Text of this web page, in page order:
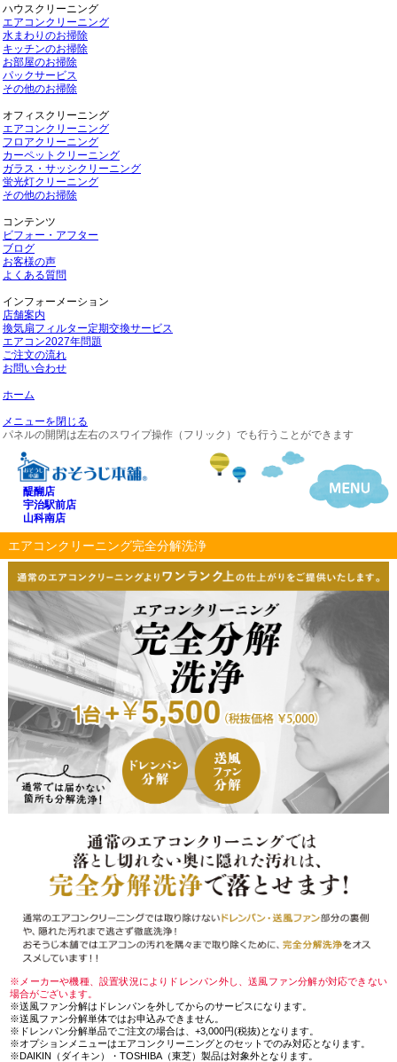
ハウスクリーニング
エアコンクリーニング
水まわりのお掃除
キッチンのお掃除
お部屋のお掃除
パックサービス
その他のお掃除
オフィスクリーニング
エアコンクリーニング
フロアクリーニング
カーペットクリーニング
ガラス・サッシクリーニング
蛍光灯クリーニング
その他のお掃除
コンテンツ
ビフォー・アフター
ブログ
お客様の声
よくある質問
インフォーメーション
店舗案内
換気扇フィルター定期交換サービス
エアコン2027年問題
ご注文の流れ
お問い合わせ
ホーム
メニューを閉じる
パネルの開閉は左右のスワイプ操作（フリック）でも行うことができます
醍醐店
宇治駅前店
山科南店
エアコンクリーニング完全分解洗浄
※メーカーや機種、設置状況によりドレンパン外し、送風ファン分解が対応できない
場合がございます。
※送風ファン分解はドレンパンを外してからのサービスになります。
※送風ファン分解単体ではお申込みできません。
※ドレンパン分解単品でご注文の場合は、+3,000円(税抜)となります。
※オプションメニューはエアコンクリーニングとのセットでのみ対応となります。
※DAIKIN（ダイキン）・TOSHIBA（東芝）製品は対象外となります。